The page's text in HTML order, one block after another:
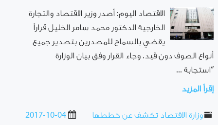
الاقتصاد اليوم: أصدر وزير الاقتصاد والتجارة
الخارجية الدكتور محمد سامر الخليل قراراً
يقضي بالسماح للمصدرين بتصدير جميع
أنواع الصوف دون قيد. وجاء القرار وفق بيان الوزارة
“استجابة ...
إقرأ المزيد
2017-10-04
وزارة الاقتصاد تكشف عن خططها